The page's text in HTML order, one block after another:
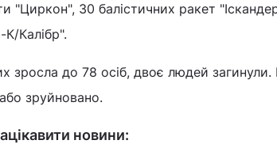
"Циркон", 30 балістичних ракет
К/Калібр".
зросла до 78 осіб, двоє людей
зруйновано.
новини: